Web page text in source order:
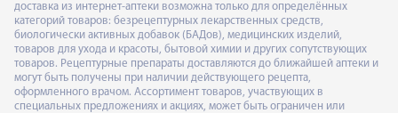
доставка из интернет-аптеки возможна только для определённых
категорий товаров: безрецептурных лекарственных средств,
биологически активных добавок (БАДов), медицинских изделий,
товаров для ухода и красоты, бытовой химии и других сопутствующих
товаров. Рецептурные препараты доставляются до ближайшей аптеки и
могут быть получены при наличии действующего рецепта,
оформленного врачом. Ассортимент товаров, участвующих в
специальных предложениях и акциях, может быть ограничен или